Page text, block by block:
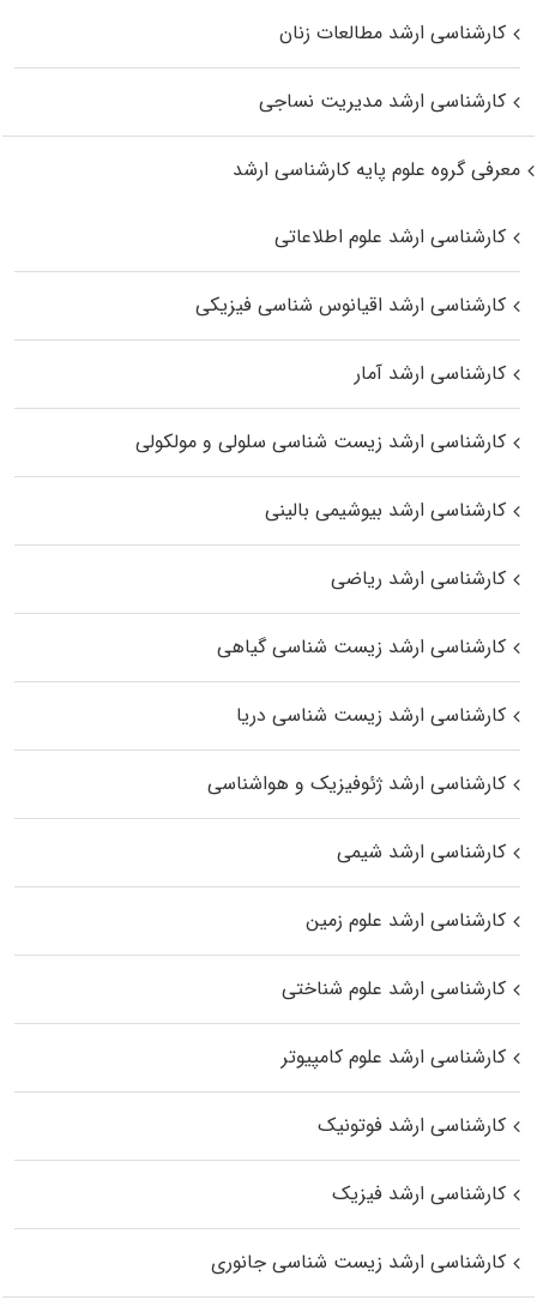
کارشناسی ارشد مطالعات زنان
کارشناسی ارشد مدیریت نساجی
معرفی گروه علوم پایه کارشناسی ارشد
کارشناسی ارشد علوم اطلاعاتی
کارشناسی ارشد اقیانوس‌ شناسی فیزیکی
کارشناسی ارشد آمار
کارشناسی ارشد زیست شناسی سلولی و مولکولی
کارشناسی ارشد بیوشیمی بالینی
کارشناسی ارشد ریاضی
کارشناسی ارشد زیست‌ شناسی گیاهی
کارشناسی ارشد زیست‌ شناسی دریا
کارشناسی ارشد ژئوفیزیک و هواشناسی
کارشناسی ارشد شیمی
کارشناسی ارشد علوم زمین
کارشناسی ارشد علوم شناختی
کارشناسی ارشد علوم کامپیوتر
کارشناسی ارشد فوتونیک
کارشناسی ارشد فیزیک
کارشناسی ارشد زیست‌ شناسی جانوری